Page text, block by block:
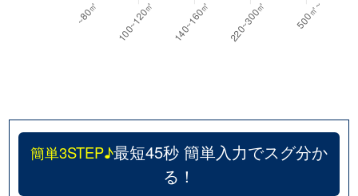
簡単3STEP♪最短45秒 簡単入力でスグ分か
る！